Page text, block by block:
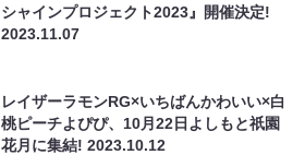
シャインプロジェクト2023』開催決定!
2023.11.07
レイザーラモンRG×いちばんかわいい×白
桃ピーチよぴぴ、10月22日よしもと祇園
花月に集結!2023.10.12